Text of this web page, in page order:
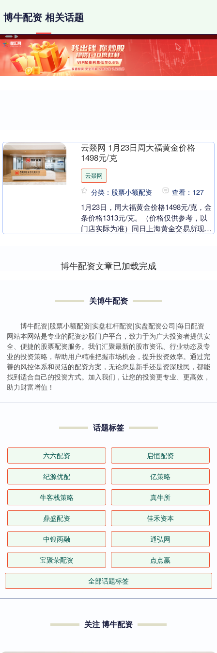
博牛配资 相关话题
云燚网 1月23日周大福黄金价格
1498元/克
云燚网
分类：股票小额配资 查看：127
1月23日，周大福黄金价格1498元/克，金
条价格1313元/克。（价格仅供参考，以
门店实际为准）同日上海黄金交易所现货
博牛配资文章已加载完成
关博牛配资
博牛配资|股票小额配资|实盘杠杆配资|实盘配资公司|每日配资
网站本网站是专业的配资炒股门户平台，致力于为广大投资者提供安
全、便捷的股票配资服务。我们汇聚最新的股市资讯、行业动态及专
业的投资策略，帮助用户精准把握市场机会，提升投资效率。通过完
善的风控体系和灵活的配资方案，无论您是新手还是资深股民，都能
找到适合自己的投资方式。加入我们，让您的投资更专业、更高效，
助力财富增值！
话题标签
六六配资 启恒配资
纪源优配 亿策略
牛客栈策略 真牛所
鼎盛配资 佳禾资本
中银两融 通弘网
宝聚荣配资 点点赢
全部话题标签
关注 博牛配资